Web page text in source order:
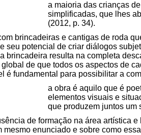
a maioria das crianças
simplificadas, que lhes
(2012, p. 34).
brincadeiras e cantigas de roda
seu potencial de criar diálogos
brincadeira resulta na completa
de que todos os aspectos de
é fundamental para possibilitar a
a obra é aquilo que é
elementos visuais e
que produzem juntos um
de formação na área artística
mesmo enunciado e sobre como